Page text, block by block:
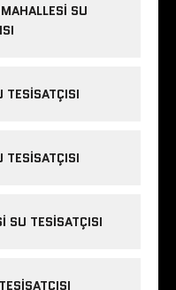
SU
TESISATÇISI
TESISATÇISI
SU TESISATÇISI